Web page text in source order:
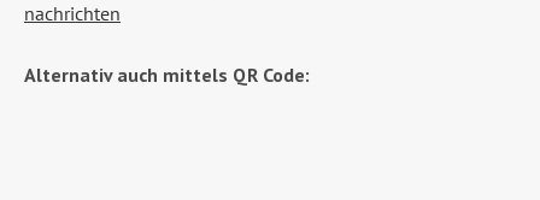
nachrichten
Alternativ auch mittels QR Code: